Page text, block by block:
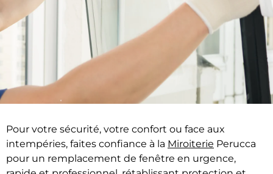
Pour votre sécurité, votre confort ou face aux
intempéries, faites confiance à la Miroiterie Perucca
pour un remplacement de fenêtre en urgence,